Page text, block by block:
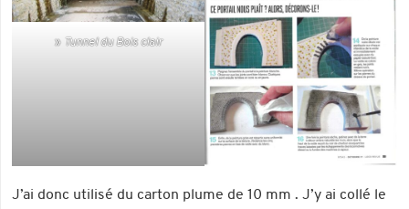
Tunnel du Bois clair
J’ai donc utilisé du carton plume de 10 mm . J’y ai collé le